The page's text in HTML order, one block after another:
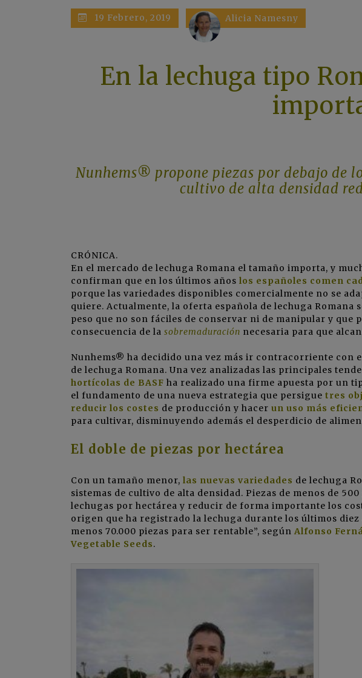
19 Febrero, 2019 Alicia Namesny
En la lechuga tipo
Nunhems® propone piezas por debajo de
cultivo de alta densidad
CRÓNICA.
En el mercado de lechuga Romana el tamaño importa, y
confirman que en los últimos añoslos españoles comen
porque las variedades disponibles comercialmente no se
quiere. Actualmente, la oferta española de lechuga Romana
peso que no son fáciles de conservar ni de manipular y
consecuencia de lasobremaduración necesaria para que
Nunhems® ha decidido una vez más ir contracorriente con
de lechuga Romana. Una vez analizadas las principales
hortícolas de BASF ha realizado una firme apuesta por un
el fundamento de una nueva estrategia que persiguetres
reducir los costes de producción y hacerun uso más
para cultivar, disminuyendo además el desperdicio de
El doble de piezas por hectárea
Con un tamaño menor,las nuevas variedades de lechuga
sistemas de cultivo de alta densidad. Piezas de menos de
lechugas por hectárea y reducir de forma importante los
origen que ha registrado la lechuga durante los últimos diez
menos 70.000 piezas para ser rentable”, segúnAlfonso
Vegetable Seeds.